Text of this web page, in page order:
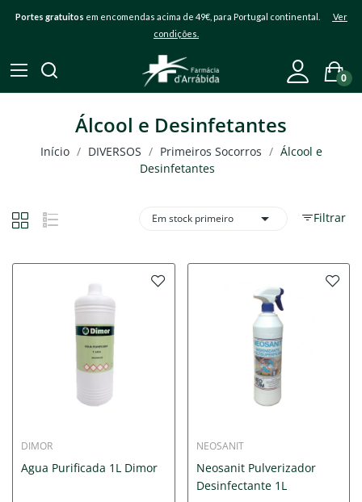
Portes gratuitos em encomendas acima de 49€, para Portugal continental. Ver
condições.
0
Álcool e Desinfetantes
Início DIVERSOS Primeiros Socorros
Álcool e
Desinfetantes
Filtrar
Em stock primeiro 
DIMOR
Agua Purificada 1L Dimor
NEOSANIT
Neosanit Pulverizador
Desinfectante 1L